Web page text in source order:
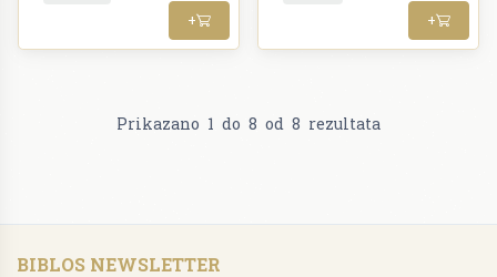
+ +
Prikazano 1 do 8 od 8 rezultata
BIBLOS NEWSLETTER